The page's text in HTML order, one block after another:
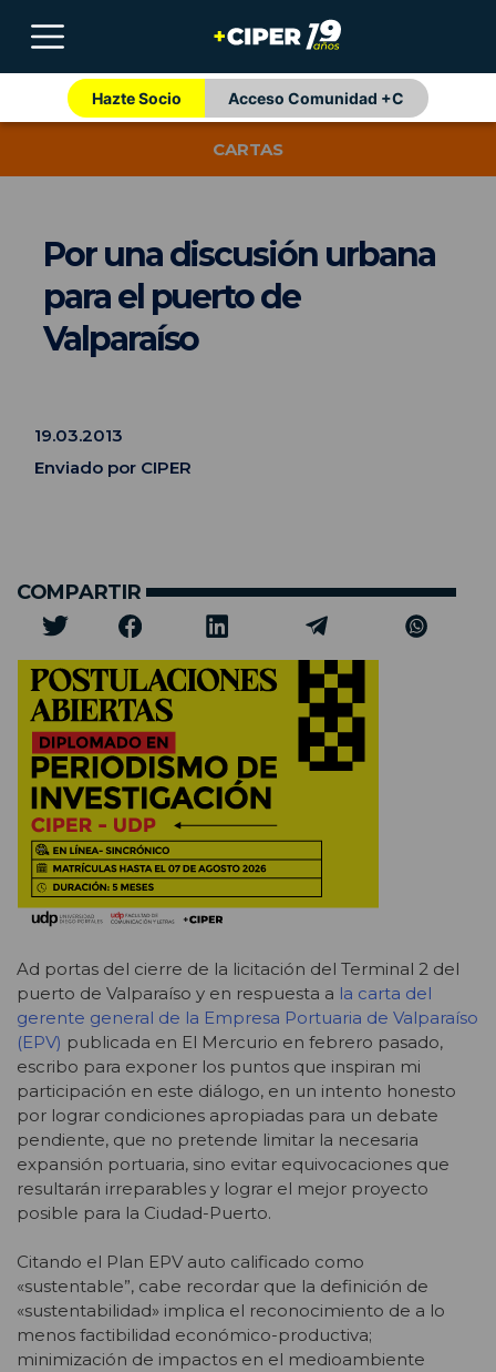
Hazte Socio Acceso Comunidad +C
CARTAS
Por una discusión urbana
para el puerto de
Valparaíso
19.03.2013
Enviado por CIPER
COMPARTIR
Ad portas del cierre de la licitación del Terminal 2 del
puerto de Valparaíso y en respuesta a la carta del
gerente general de la Empresa Portuaria de Valparaíso
(EPV) publicada en El Mercurio en febrero pasado,
escribo para exponer los puntos que inspiran mi
participación en este diálogo, en un intento honesto
por lograr condiciones apropiadas para un debate
pendiente, que no pretende limitar la necesaria
expansión portuaria, sino evitar equivocaciones que
resultarán irreparables y lograr el mejor proyecto
posible para la Ciudad-Puerto.
Citando el Plan EPV auto calificado como
«sustentable”, cabe recordar que la definición de
«sustentabilidad» implica el reconocimiento de a lo
menos factibilidad económico-productiva;
minimización de impactos en el medioambiente